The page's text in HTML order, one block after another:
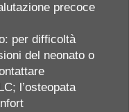
precoce
per difficoltà
del neonato o
l’osteopata